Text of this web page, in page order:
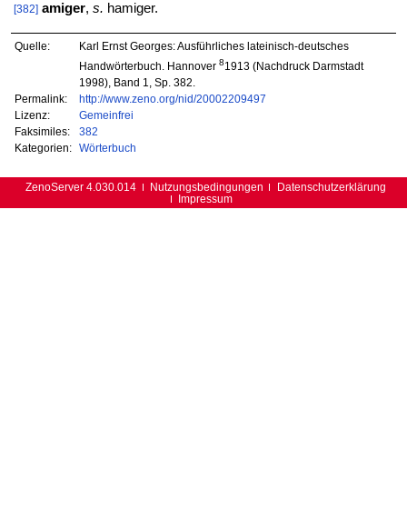
[382] amiger, s. hamiger.
Quelle:
Karl Ernst Georges: Ausführliches lateinisch-deutsches
Handwörterbuch. Hannover 81913 (Nachdruck Darmstadt
1998), Band 1, Sp. 382.
Permalink:
http://www.zeno.org/nid/20002209497
Lizenz:
Gemeinfrei
Faksimiles:
382
Kategorien:
Wörterbuch
ZenoServer 4.030.014 Nutzungsbedingungen
Datenschutzerklärung
Impressum